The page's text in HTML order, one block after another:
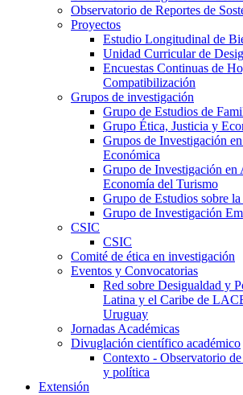
Observatorio de Reportes de
Proyectos
Estudio Longitudinal de
Unidad Curricular de
Encuestas Continuas de
Compatibilización
Grupos de investigación
Grupo de Estudios de
Grupo Ética, Justicia y
Grupos de Investigación
Económica
Grupo de Investigación
Economía del Turismo
Grupo de Estudios sobre
Grupo de Investigación
CSIC
CSIC
Comité de ética en investigación
Eventos y Convocatorias
Red sobre Desigualdad y
Latina y el Caribe de
Uruguay
Jornadas Académicas
Divuglación científico académico
Contexto - Observatorio
y política
Extensión